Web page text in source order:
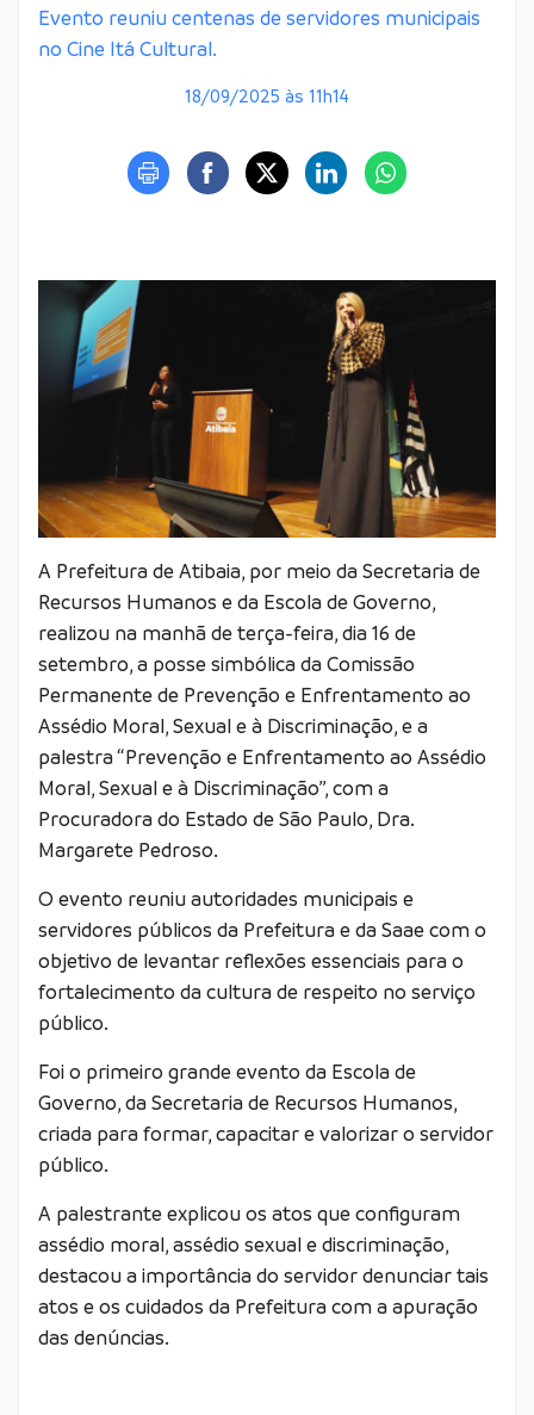
Evento reuniu centenas de servidores municipais
no Cine Itá Cultural.
18/09/2025 às 11h14
A Prefeitura de Atibaia, por meio da Secretaria de
Recursos Humanos e da Escola de Governo,
realizou na manhã de terça-feira, dia 16 de
setembro, a posse simbólica da Comissão
Permanente de Prevenção e Enfrentamento ao
Assédio Moral, Sexual e à Discriminação, e a
palestra “Prevenção e Enfrentamento ao Assédio
Moral, Sexual e à Discriminação”, com a
Procuradora do Estado de São Paulo, Dra.
Margarete Pedroso.
O evento reuniu autoridades municipais e
servidores públicos da Prefeitura e da Saae com o
objetivo de levantar reflexões essenciais para o
fortalecimento da cultura de respeito no serviço
público.
Foi o primeiro grande evento da Escola de
Governo, da Secretaria de Recursos Humanos,
criada para formar, capacitar e valorizar o servidor
público.
A palestrante explicou os atos que configuram
assédio moral, assédio sexual e discriminação,
destacou a importância do servidor denunciar tais
atos e os cuidados da Prefeitura com a apuração
das denúncias.